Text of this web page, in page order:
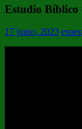
Estudio Bíblico
17 junio, 2023